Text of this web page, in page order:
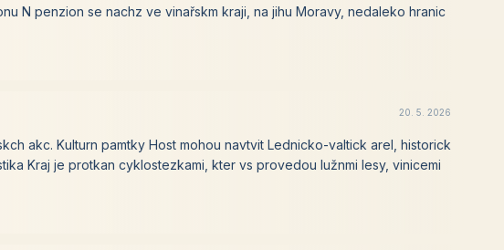
N penzion se nachz ve vinařskm kraji, na jihu Moravy, nedaleko hranic
20. 5. 2026
akc. Kulturn pamtky Host mohou navtvit ​Lednicko-valtick are​l, historick
Kraj je protkan cyklostezkami, kter vs provedou lužnmi lesy, vinicemi